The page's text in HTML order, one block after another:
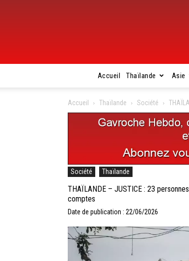
Accueil Thaïlande Asie
Accueil Thaïlande Société
Société Thaïlande
THAÏLANDE – JUSTICE : 23
comptes
Date de publication : 22/06/2026